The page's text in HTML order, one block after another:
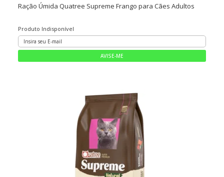
Ração Úmida Quatree Supreme Frango para Cães Adultos
Produto Indisponível